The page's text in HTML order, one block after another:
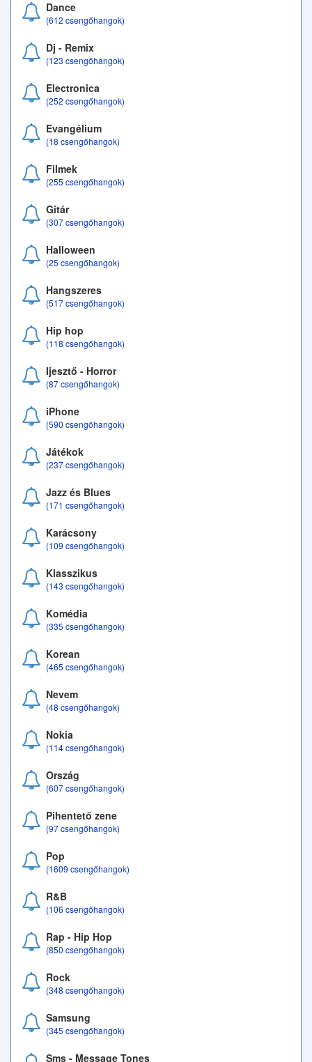
Dance
(612 csengőhangok)
Dj - Remix
(123 csengőhangok)
Electronica
(252 csengőhangok)
Evangélium
(18 csengőhangok)
Filmek
(255 csengőhangok)
Gitár
(307 csengőhangok)
Halloween
(25 csengőhangok)
Hangszeres
(517 csengőhangok)
Hip hop
(118 csengőhangok)
Ijesztő - Horror
(87 csengőhangok)
iPhone
(590 csengőhangok)
Játékok
(237 csengőhangok)
Jazz és Blues
(171 csengőhangok)
Karácsony
(109 csengőhangok)
Klasszikus
(143 csengőhangok)
Komédia
(335 csengőhangok)
Korean
(465 csengőhangok)
Nevem
(48 csengőhangok)
Nokia
(114 csengőhangok)
Ország
(607 csengőhangok)
Pihentető zene
(97 csengőhangok)
Pop
(1609 csengőhangok)
R&B
(106 csengőhangok)
Rap - Hip Hop
(850 csengőhangok)
Rock
(348 csengőhangok)
Samsung
(345 csengőhangok)
Sms - Message Tones